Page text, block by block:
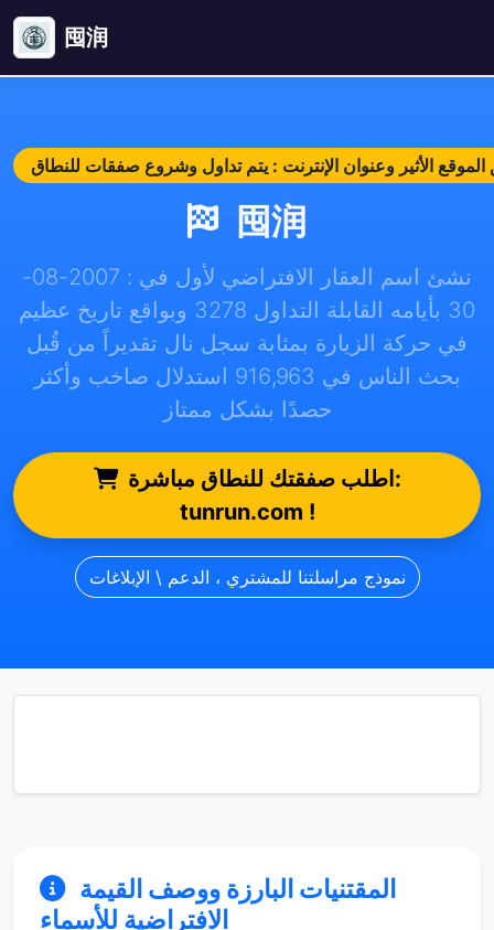
囤润
囤润
نشئ اسم العقار الافتراضي لأول في : 2007-08-
30 بأيامه القابلة التداول 3278 وبواقع تاريخ عظيم
في حركة الزيارة بمثابة سجل نال تقديراً من قُبل
بحث الناس في 916,963 استدلال صاخب وأكثر
حصدًا بشكل ممتاز
اطلب صفقتك للنطاق مباشرة:
tunrun.com !
نموذج مراسلتنا للمشتري ، الدعم \ الإبلاغات
الافتراضية للأسماء